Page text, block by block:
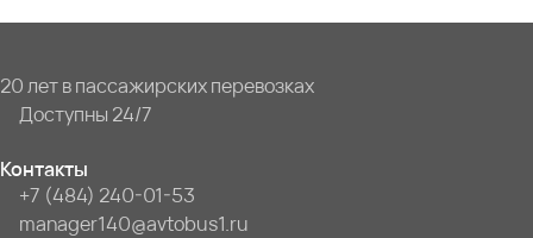
20 лет в пассажирских перевозках
Доступны 24/7
Контакты
+7 (484) 240-01-53
manager140@avtobus1.ru